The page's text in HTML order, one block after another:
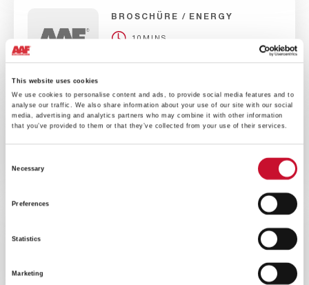
This website uses cookies
We use cookies to personalise content and ads, to provide social media features and to
analyse our traffic. We also share information about your use of our site with our social
media, advertising and analytics partners who may combine it with other information
that you’ve provided to them or that they’ve collected from your use of their services.
Necessary
Preferences
Statistics
Marketing
BROSCHÜRE ENERGY
10MINS
HydroGT Flyer
BROSCHÜRE ENERGY
10MINS